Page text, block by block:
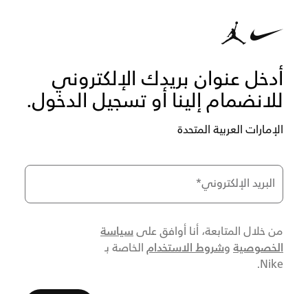
أدخل عنوان بريدك الإلكتروني
للانضمام إلينا أو تسجيل الدخول.
الإمارات العربية المتحدة
البريد الإلكتروني*
من خلال المتابعة، أنا أوافق علىسياسة
الخصوصية وشروط الاستخدام الخاصة بـ
Nike.